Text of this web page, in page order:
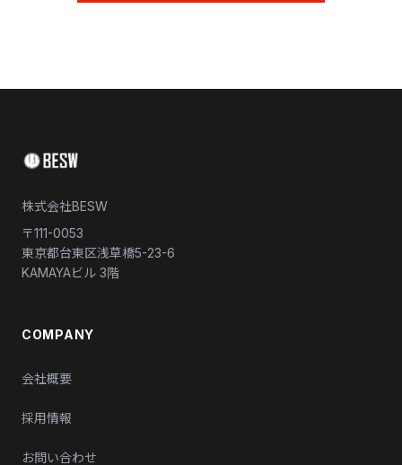
株式会社BESW
〒111-0053
東京都台東区浅草橋5-23-6
KAMAYAビル 3階
COMPANY
会社概要
採用情報
お問い合わせ